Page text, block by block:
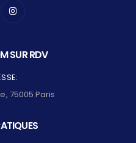
SUR RDV
75005 Paris